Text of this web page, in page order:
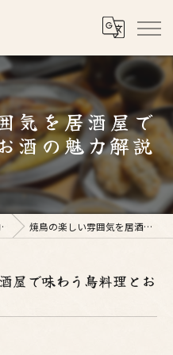
気を居酒屋で
酒の魅力解説
焼鳥の楽しい雰囲気を居酒屋で味わう鳥料理とお酒の魅力解説
屋で味わう鳥料理とお